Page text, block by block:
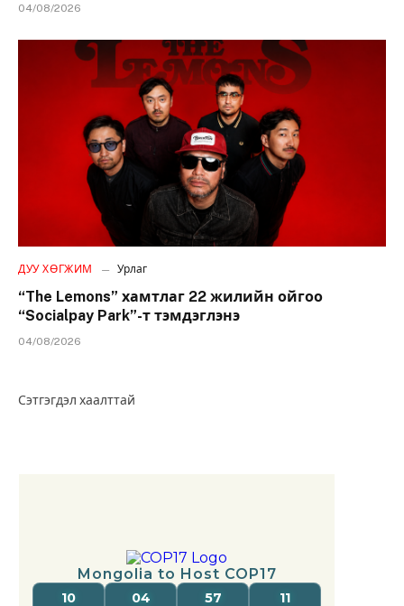
04/08/2026
ДУУ ХӨГЖИМ Урлаг
“The Lemons” хамтлаг 22 жилийн ойгоо
“Socialpay Park”-т тэмдэглэнэ
04/08/2026
Сэтгэгдэл хаалттай